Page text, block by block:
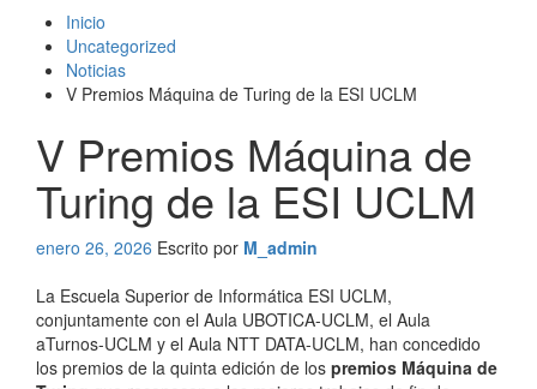
Inicio
Uncategorized
Noticias
V Premios Máquina de Turing de la ESI UCLM
V Premios Máquina de
Turing de la ESI UCLM
enero 26, 2026 Escrito por M_admin
La Escuela Superior de Informática ESI UCLM,
conjuntamente con el Aula UBOTICA-UCLM, el Aula
aTurnos-UCLM y el Aula NTT DATA-UCLM, han concedido
los premios de la quinta edición de los premios Máquina de